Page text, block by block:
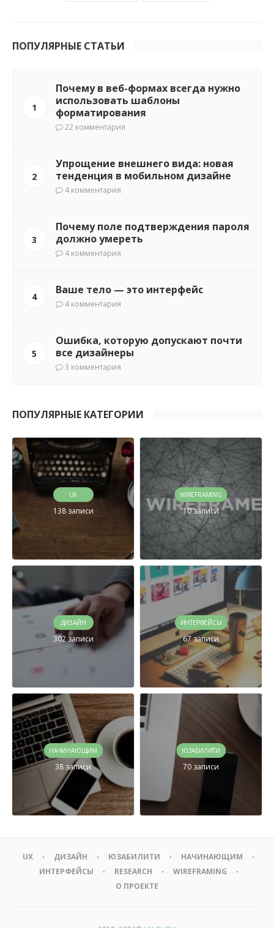
ПОПУЛЯРНЫЕ СТАТЬИ
1
Почему в веб-формах всегда нужно
использовать шаблоны
форматирования
22 комментария
2
Упрощение внешнего вида: новая
тенденция в мобильном дизайне
4 комментария
3
Почему поле подтверждения пароля
должно умереть
4 комментария
4
Ваше тело — это интерфейс
4 комментария
5
Ошибка, которую допускают почти
все дизайнеры
3 комментария
ПОПУЛЯРНЫЕ КАТЕГОРИИ
UX
138 записи
WIREFRAMING
10 записи
ДИЗАЙН
302 записи
ИНТЕРФЕЙСЫ
67 записи
НАЧИНАЮЩИМ
38 записи
ЮЗАБИЛИТИ
70 записи
UX ДИЗАЙН ЮЗАБИЛИТИ
НАЧИНАЮЩИМ
ИНТЕРФЕЙСЫ
RESEARCH
WIREFRAMING
О ПРОЕКТЕ